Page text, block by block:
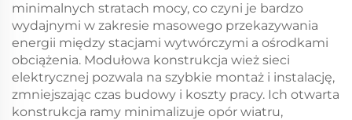
minimalnych stratach mocy, co czyni je bardzo
wydajnymi w zakresie masowego przekazywania
energii między stacjami wytwórczymi a ośrodkami
obciążenia. Modułowa konstrukcja wież sieci
elektrycznej pozwala na szybkie montaż i instalację,
zmniejszając czas budowy i koszty pracy. Ich otwarta
konstrukcja ramy minimalizuje opór wiatru,